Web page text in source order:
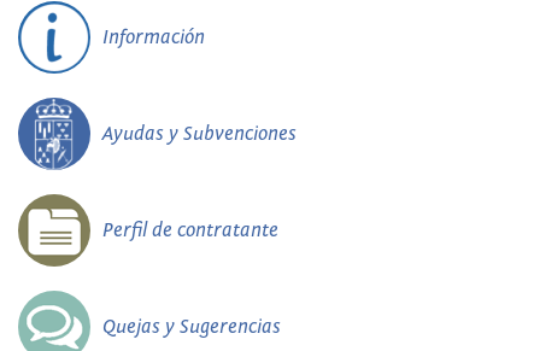
Información
Ayudas y Subvenciones
Perfil de contratante
Quejas y Sugerencias